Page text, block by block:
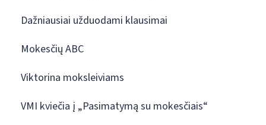
Dažniausiai užduodami klausimai
Mokesčių ABC
Viktorina moksleiviams
VMI kviečia į „Pasimatymą su mokesčiais“